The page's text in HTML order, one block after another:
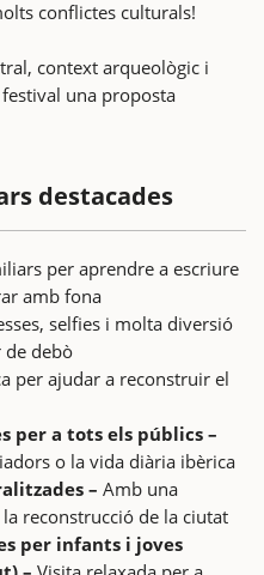
conflictes culturals!
context arqueològic i
una proposta
destacades
per aprendre a escriure
amb fona
selfies i molta diversió
de debò
per ajudar a reconstruir el
per a tots els públics –
o la vida diària ibèrica
– Amb una
reconstrucció de la ciutat
per infants i joves